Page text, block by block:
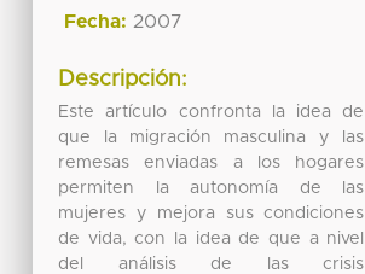
Fecha: 2007
Descripción:
Este artículo confronta la idea de
que la migración masculina y las
remesas enviadas a los hogares
permiten la autonomía de las
mujeres y mejora sus condiciones
de vida, con la idea de que a nivel
del análisis de las crisis